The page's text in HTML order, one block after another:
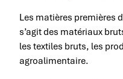
Les matières premières
s’agit des matériaux
les textiles bruts, les
agroalimentaire.